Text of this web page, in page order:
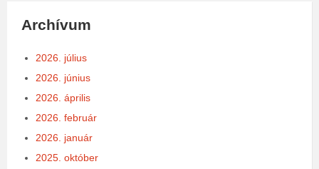
Archívum
2026. július
2026. június
2026. április
2026. február
2026. január
2025. október